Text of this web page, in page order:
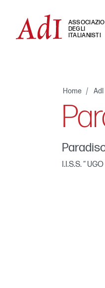
DEGLI
ITALIANISTI
Home
I.I.S.S. “